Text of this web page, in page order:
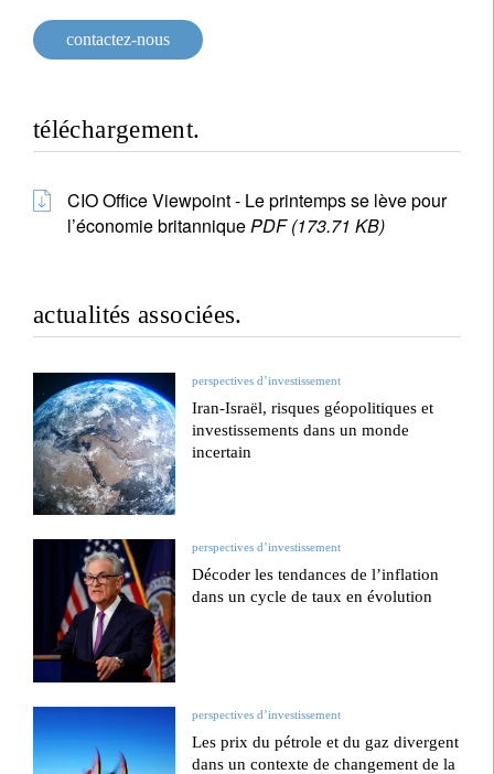
contactez-nous
téléchargement.
CIO Office Viewpoint - Le printemps se lève pour
l’économie britanniquePDF (173.71 KB)
actualités associées.
perspectives d’investissement
Iran-Israël, risques géopolitiques et
investissements dans un monde
incertain
perspectives d’investissement
Décoder les tendances de l’inflation
dans un cycle de taux en évolution
perspectives d’investissement
Les prix du pétrole et du gaz divergent
dans un contexte de changement de la